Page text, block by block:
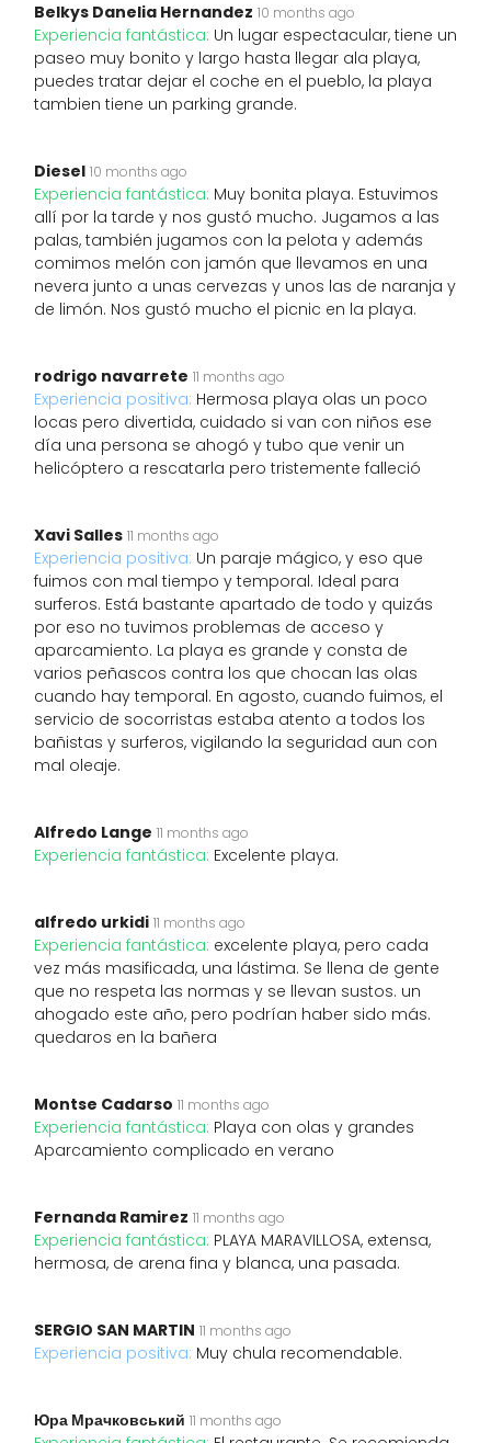
Belkys Danelia Hernandez 10 months ago
Experiencia fantástica: Un lugar espectacular, tiene un
paseo muy bonito y largo hasta llegar ala playa,
puedes tratar dejar el coche en el pueblo, la playa
tambien tiene un parking grande.
Diesel 10 months ago
Experiencia fantástica: Muy bonita playa. Estuvimos
allí por la tarde y nos gustó mucho. Jugamos a las
palas, también jugamos con la pelota y además
comimos melón con jamón que llevamos en una
nevera junto a unas cervezas y unos las de naranja y
de limón. Nos gustó mucho el picnic en la playa.
rodrigo navarrete 11 months ago
Experiencia positiva: Hermosa playa olas un poco
locas pero divertida, cuidado si van con niños ese
día una persona se ahogó y tubo que venir un
helicóptero a rescatarla pero tristemente falleció
Xavi Salles 11 months ago
Experiencia positiva: Un paraje mágico, y eso que
fuimos con mal tiempo y temporal. Ideal para
surferos. Está bastante apartado de todo y quizás
por eso no tuvimos problemas de acceso y
aparcamiento. La playa es grande y consta de
varios peñascos contra los que chocan las olas
cuando hay temporal. En agosto, cuando fuimos, el
servicio de socorristas estaba atento a todos los
bañistas y surferos, vigilando la seguridad aun con
mal oleaje.
Alfredo Lange 11 months ago
Experiencia fantástica: Excelente playa.
alfredo urkidi 11 months ago
Experiencia fantástica: excelente playa, pero cada
vez más masificada, una lástima. Se llena de gente
que no respeta las normas y se llevan sustos. un
ahogado este año, pero podrían haber sido más.
quedaros en la bañera
Montse Cadarso 11 months ago
Experiencia fantástica: Playa con olas y grandes
Aparcamiento complicado en verano
Fernanda Ramirez 11 months ago
Experiencia fantástica: PLAYA MARAVILLOSA, extensa,
hermosa, de arena fina y blanca, una pasada.
SERGIO SAN MARTIN 11 months ago
Experiencia positiva: Muy chula recomendable.
Юра Мрачковський 11 months ago